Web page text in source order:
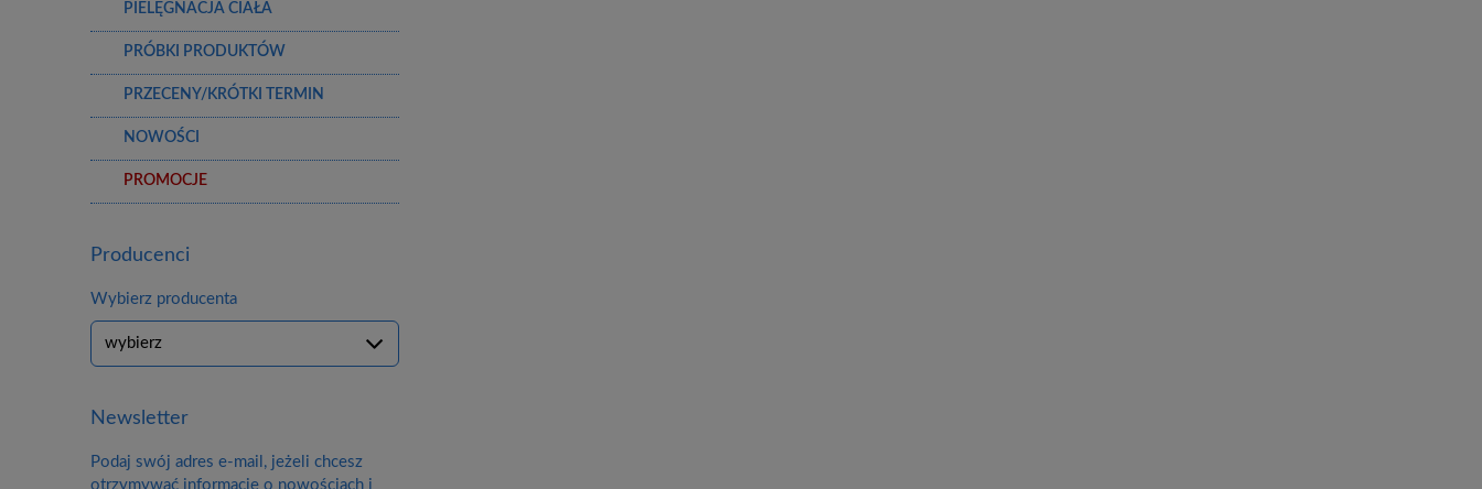
PIELĘGNACJA CIAŁA
PRÓBKI PRODUKTÓW
PRZECENY/KRÓTKI TERMIN
NOWOŚCI
PROMOCJE
Producenci
Wybierz producenta
Newsletter
Podaj swój adres e-mail, jeżeli chcesz
otrzymywać informacje o nowościach i